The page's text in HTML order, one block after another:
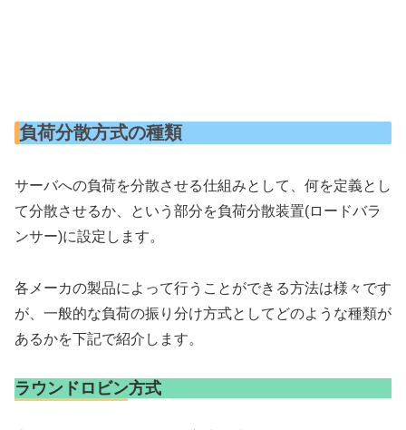
負荷分散方式の種類
サーバへの負荷を分散させる仕組みとして、何を定義とし
て分散させるか、という部分を負荷分散装置(ロードバラ
ンサー)に設定します。
各メーカの製品によって行うことができる方法は様々です
が、一般的な負荷の振り分け方式としてどのような種類が
あるかを下記で紹介します。
ラウンドロビン方式